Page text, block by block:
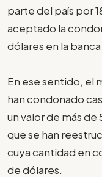
parte del país por
aceptado la
dólares en la
En ese sentido, el
han condonado
un valor de más
que se han
cuya cantidad en
de dólares.